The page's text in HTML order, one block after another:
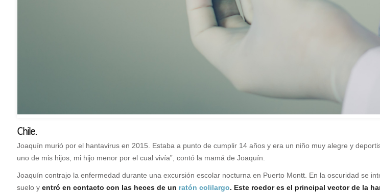
Chile.
Joaquín murió por el hantavirus en 2015. Estaba a punto de cumplir 14 años y era un niño muy alegre y
uno de mis hijos, mi hijo menor por el cual vivía”, contó la mamá de Joaquín.
Joaquín contrajo la enfermedad durante una excursión escolar nocturna en Puerto Montt. En la oscuridad se
suelo y entró en contacto con las heces de un ratón colilargo. Este roedor es el principal vector de la